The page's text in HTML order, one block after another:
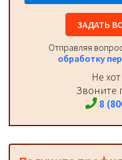
ЗАДАТЬ
Отправляя
обработку
Не
Звоните
8